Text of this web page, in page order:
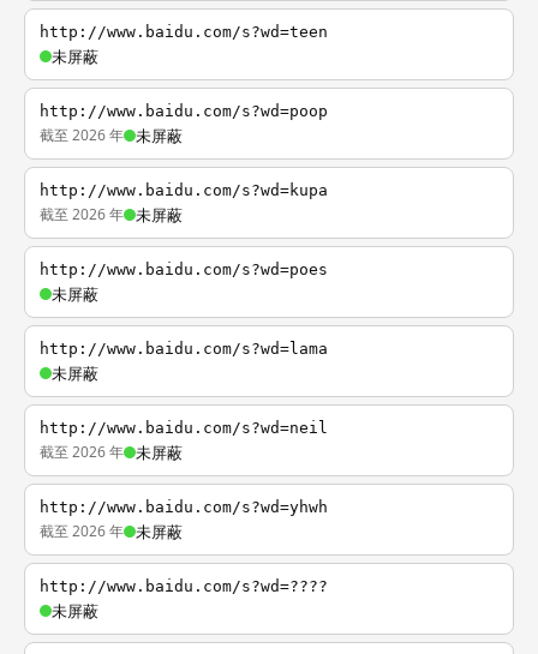
http://www.baidu.com/s?wd=teen
未屏蔽
http://www.baidu.com/s?wd=poop
截至 2026 年 未屏蔽
http://www.baidu.com/s?wd=kupa
截至 2026 年 未屏蔽
http://www.baidu.com/s?wd=poes
未屏蔽
http://www.baidu.com/s?wd=lama
未屏蔽
http://www.baidu.com/s?wd=neil
截至 2026 年 未屏蔽
http://www.baidu.com/s?wd=yhwh
截至 2026 年 未屏蔽
http://www.baidu.com/s?wd=????
未屏蔽